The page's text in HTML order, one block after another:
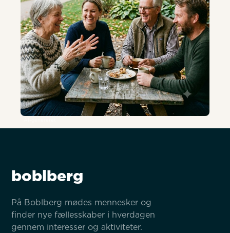
boblberg
På Boblberg mødes mennesker og
finder nye fællesskaber i hverdagen
gennem interesser og aktiviteter.